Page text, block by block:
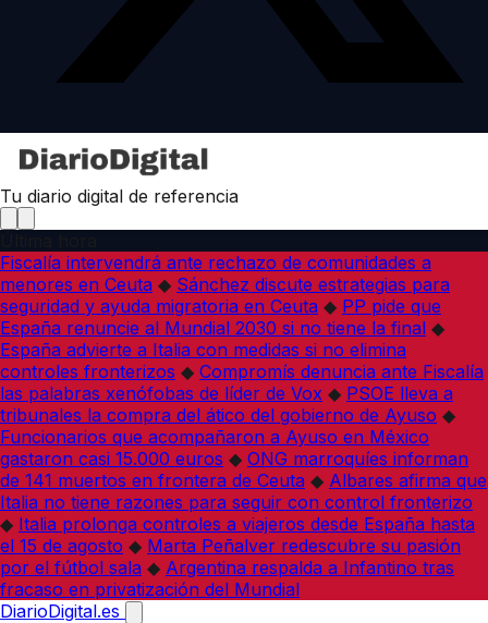
Tu diario digital de referencia
Fiscalía intervendrá ante rechazo de comunidades a
menores en Ceuta ◆ Sánchez discute estrategias para
seguridad y ayuda migratoria en Ceuta ◆ PP pide que
España renuncie al Mundial 2030 si no tiene la final ◆
España advierte a Italia con medidas si no elimina
controles fronterizos ◆ Compromís denuncia ante Fiscalía
las palabras xenófobas de líder de Vox ◆ PSOE lleva a
tribunales la compra del ático del gobierno de Ayuso ◆
Funcionarios que acompañaron a Ayuso en México
gastaron casi 15.000 euros ◆ ONG marroquíes informan
de 141 muertos en frontera de Ceuta ◆ Albares afirma que
Italia no tiene razones para seguir con control fronterizo
◆ Italia prolonga controles a viajeros desde España hasta
el 15 de agosto ◆ Marta Peñalver redescubre su pasión
por el fútbol sala ◆ Argentina respalda a Infantino tras
fracaso en privatización del Mundial
DiarioDigital.es